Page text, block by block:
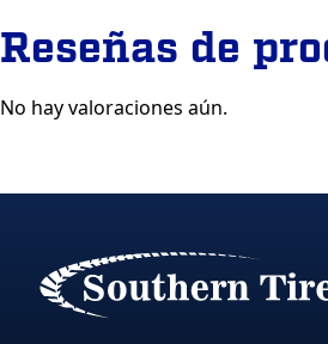
Reseñas de
No hay valoraciones aún.